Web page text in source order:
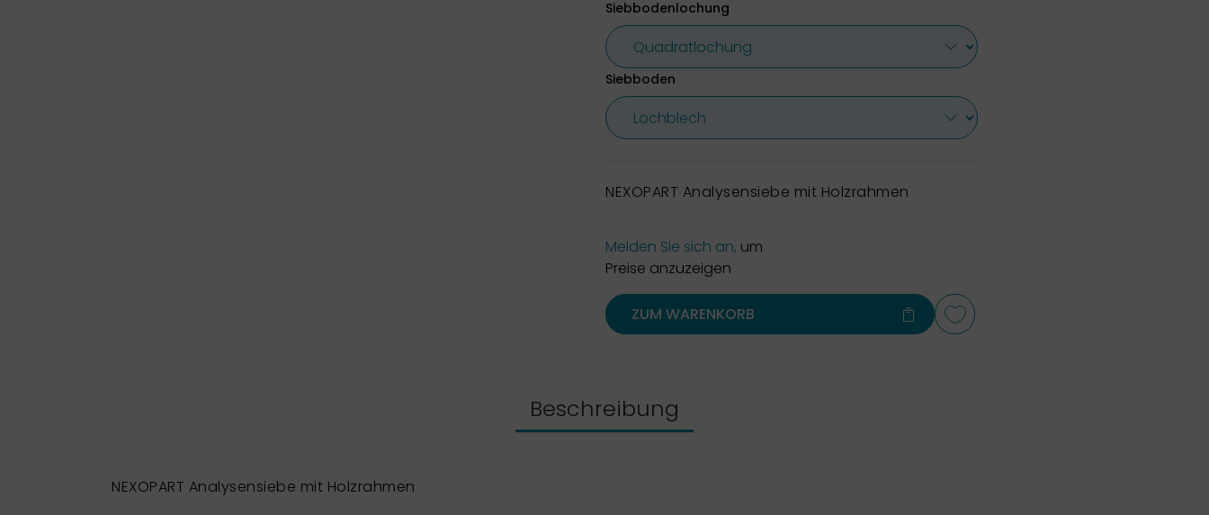
Siebbodenlochung
Siebboden
NEXOPART Analysensiebe mit Holzrahmen
Melden Sie sich an, um
Preise anzuzeigen
ZUM WARENKORB
Beschreibung
NEXOPART Analysensiebe mit Holzrahmen